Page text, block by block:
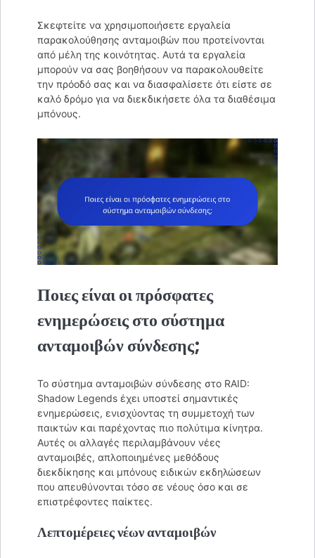
Σκεφτείτε να χρησιμοποιήσετε εργαλεία
παρακολούθησης ανταμοιβών που προτείνονται
από μέλη της κοινότητας. Αυτά τα εργαλεία
μπορούν να σας βοηθήσουν να παρακολουθείτε
την πρόοδό σας και να διασφαλίσετε ότι είστε σε
καλό δρόμο για να διεκδικήσετε όλα τα διαθέσιμα
μπόνους.
Ποιες είναι οι πρόσφατες
ενημερώσεις στο σύστημα
ανταμοιβών σύνδεσης;
Το σύστημα ανταμοιβών σύνδεσης στο RAID:
Shadow Legends έχει υποστεί σημαντικές
ενημερώσεις, ενισχύοντας τη συμμετοχή των
παικτών και παρέχοντας πιο πολύτιμα κίνητρα.
Αυτές οι αλλαγές περιλαμβάνουν νέες
ανταμοιβές, απλοποιημένες μεθόδους
διεκδίκησης και μπόνους ειδικών εκδηλώσεων
που απευθύνονται τόσο σε νέους όσο και σε
επιστρέφοντες παίκτες.
Λεπτομέρειες νέων ανταμοιβών